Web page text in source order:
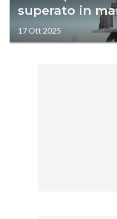
superato in
17 Ott 2025